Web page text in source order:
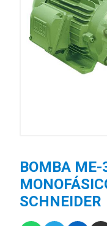
BOMBA
SCHNEIDER